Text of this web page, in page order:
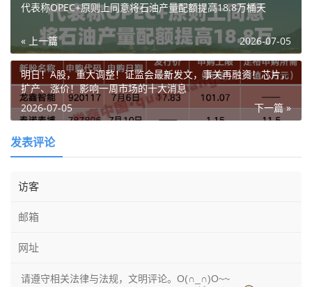
代表称OPEC+原则上同意将石油产量配额提高18.8万桶天
« 上一篇 2026-07-05
明日！A股，重大调整！证监会最新发文，事关再融资！芯片，
扩产、涨价！影响一周市场的十大消息
下一篇 »
2026-07-05
发表评论